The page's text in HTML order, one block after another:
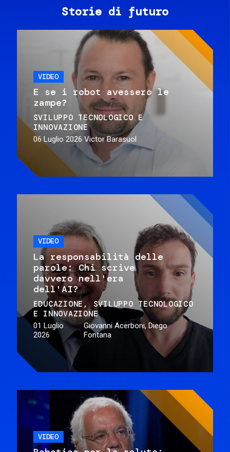
Storie di futuro
VIDEO
E se i robot avessero le
zampe?
SVILUPPO TECNOLOGICO E
INNOVAZIONE
06 Luglio 2026 Victor Barasuol
VIDEO
La responsabilità delle
parole: Chi scrive
davvero nell'era
dell'AI?
EDUCAZIONE
SVILUPPO TECNOLOGICO
E INNOVAZIONE
01 Luglio
2026
Giovanni Acerboni, Diego
Fontana
VIDEO